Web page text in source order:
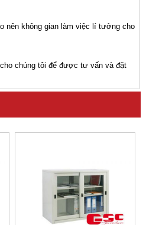
nên không gian làm việc lí tưởng cho
chúng tôi để được tư vấn và đặt